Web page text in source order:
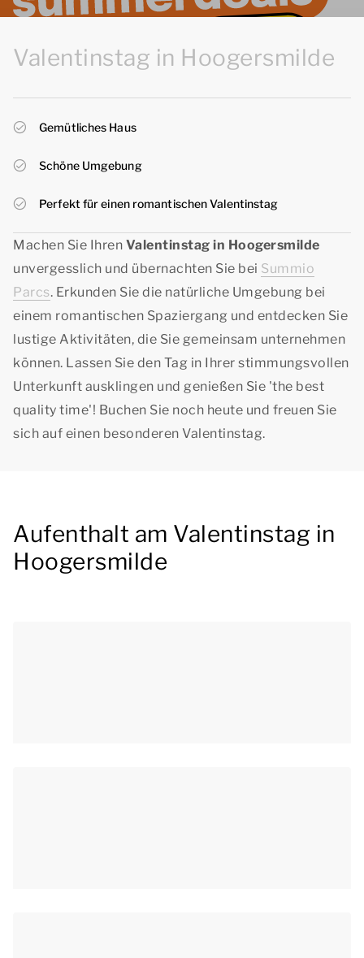
Valentinstag in Hoogersmilde
Gemütliches Haus
Schöne Umgebung
Perfekt für einen romantischen Valentinstag
Machen Sie Ihren Valentinstag in Hoogersmilde
unvergesslich und übernachten Sie bei Summio
Parcs. Erkunden Sie die natürliche Umgebung bei
einem romantischen Spaziergang und entdecken Sie
lustige Aktivitäten, die Sie gemeinsam unternehmen
können. Lassen Sie den Tag in Ihrer stimmungsvollen
Unterkunft ausklingen und genießen Sie 'the best
quality time'! Buchen Sie noch heute und freuen Sie
sich auf einen besonderen Valentinstag.
Aufenthalt am Valentinstag in
Hoogersmilde